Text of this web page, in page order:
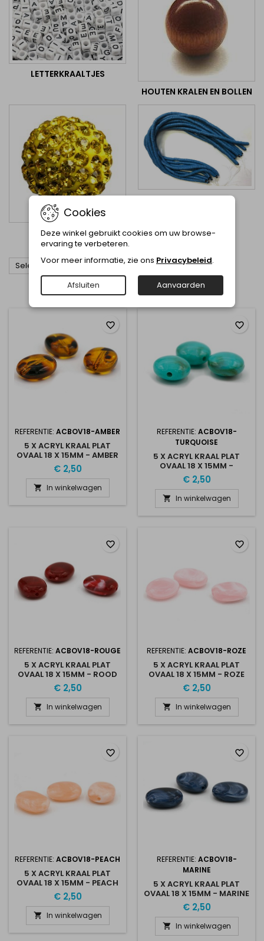
LETTERKRAALTJES
HOUTEN KRALEN EN BOLLEN
SHAMBALLA
HEISHI RONDELLEN
Selecteer 
Item 1-12 van 193 in totaal item(s)
REFERENTIE: ACBOV18-AMBER
5 X ACRYL KRAAL PLAT
OVAAL 18 X 15MM - AMBER
€ 2,50
 In winkelwagen
favorite_border
REFERENTIE: ACBOV18-
TURQUOISE
5 X ACRYL KRAAL PLAT
OVAAL 18 X 15MM -
TURQUOISE
€ 2,50
 In winkelwagen
favorite_border
REFERENTIE: ACBOV18-ROUGE
5 X ACRYL KRAAL PLAT
OVAAL 18 X 15MM - ROOD
€ 2,50
 In winkelwagen
favorite_border
REFERENTIE: ACBOV18-ROZE
5 X ACRYL KRAAL PLAT
OVAAL 18 X 15MM - ROZE
€ 2,50
 In winkelwagen
favorite_border
REFERENTIE: ACBOV18-PEACH
5 X ACRYL KRAAL PLAT
OVAAL 18 X 15MM - PEACH
€ 2,50
 In winkelwagen
favorite_border
REFERENTIE: ACBOV18-
MARINE
5 X ACRYL KRAAL PLAT
OVAAL 18 X 15MM - MARINE
€ 2,50
 In winkelwagen
favorite_border
Cookies
Deze winkel gebruikt cookies om uw browse-
ervaring te verbeteren.
Voor meer informatie, zie ons Privacybeleid.
Afsluiten Aanvaarden